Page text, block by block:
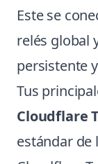
Este se
relés global
persistente
Tus
Cloudflare
estándar de